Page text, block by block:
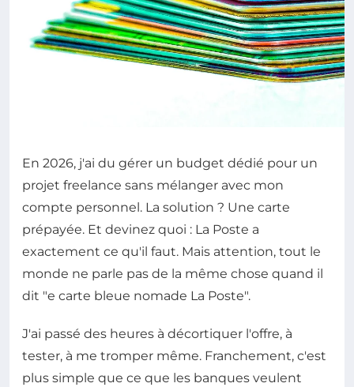
En 2026, j'ai du gérer un budget dédié pour un
projet freelance sans mélanger avec mon
compte personnel. La solution ? Une carte
prépayée. Et devinez quoi : La Poste a
exactement ce qu'il faut. Mais attention, tout le
monde ne parle pas de la même chose quand il
dit "e carte bleue nomade La Poste".
J'ai passé des heures à décortiquer l'offre, à
tester, à me tromper même. Franchement, c'est
plus simple que ce que les banques veulent